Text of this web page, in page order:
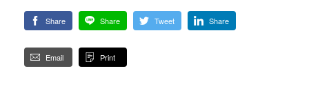
Share Share Tweet Share
Email Print